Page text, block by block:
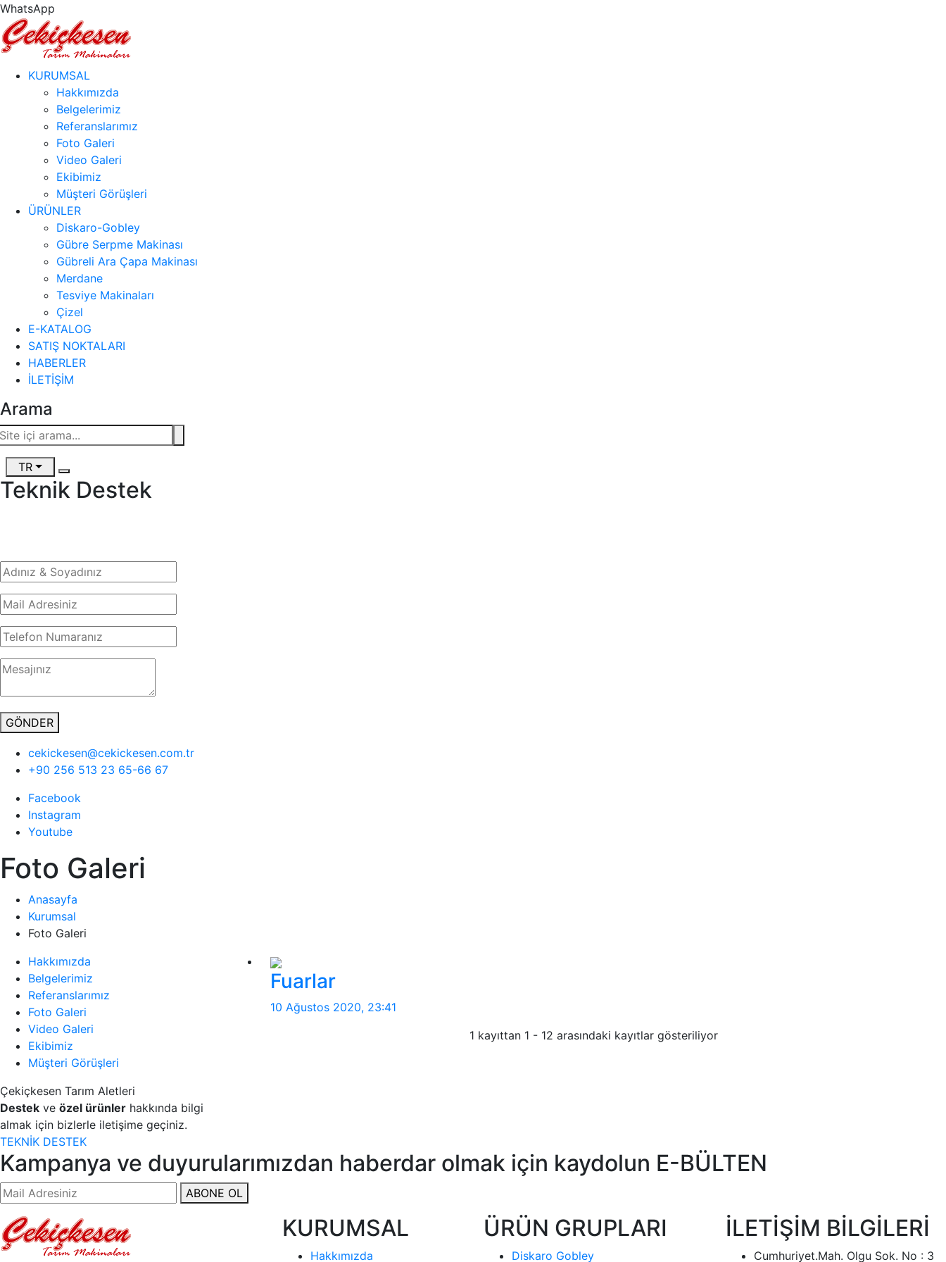
WhatsApp
KURUMSAL
Hakkımızda
Belgelerimiz
Referanslarımız
Foto Galeri
Video Galeri
Ekibimiz
Müşteri Görüşleri
ÜRÜNLER
Diskaro-Gobley
Gübre Serpme Makinası
Gübreli Ara Çapa Makinası
Merdane
Tesviye Makinaları
Çizel
E-KATALOG
SATIŞ NOKTALARI
HABERLER
İLETİŞİM
Arama
TR
Teknik Destek
GÖNDER
cekickesen@cekickesen.com.tr
+90 256 513 23 65-66 67
Facebook
Instagram
Youtube
Foto Galeri
Anasayfa
Kurumsal
Foto Galeri
Hakkımızda
Belgelerimiz
Referanslarımız
Foto Galeri
Video Galeri
Ekibimiz
Müşteri Görüşleri
Çekiçkesen Tarım Aletleri
Destek ve özel ürünler hakkında bilgi
almak için bizlerle iletişime geçiniz.
TEKNİK DESTEK
Fuarlar
10 Ağustos 2020, 23:41
1 kayıttan 1 - 12 arasındaki kayıtlar gösteriliyor
Kampanya ve duyurularımızdan haberdar olmak için kaydolun E-BÜLTEN
ABONE OL
KURUMSAL
Hakkımızda
ÜRÜN GRUPLARI
Diskaro Gobley
İLETİŞİM BİLGİLERİ
Cumhuriyet.Mah. Olgu Sok. No : 3